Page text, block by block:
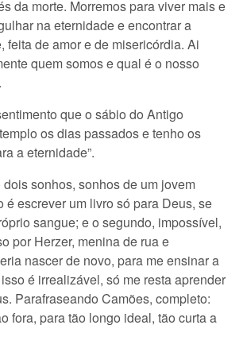
da morte. Morremos para viver mais e
na eternidade e encontrar a
feita de amor e de misericórdia. Ai
quem somos e qual é o nosso
que o sábio do Antigo
os dias passados e tenho os
a eternidade”.
sonhos, sonhos de um jovem
é escrever um livro só para Deus, se
sangue; e o segundo, impossível,
por Herzer, menina de rua e
nascer de novo, para me ensinar a
é irrealizável, só me resta aprender
Parafraseando Camões, completo:
fora, para tão longo ideal, tão curta a